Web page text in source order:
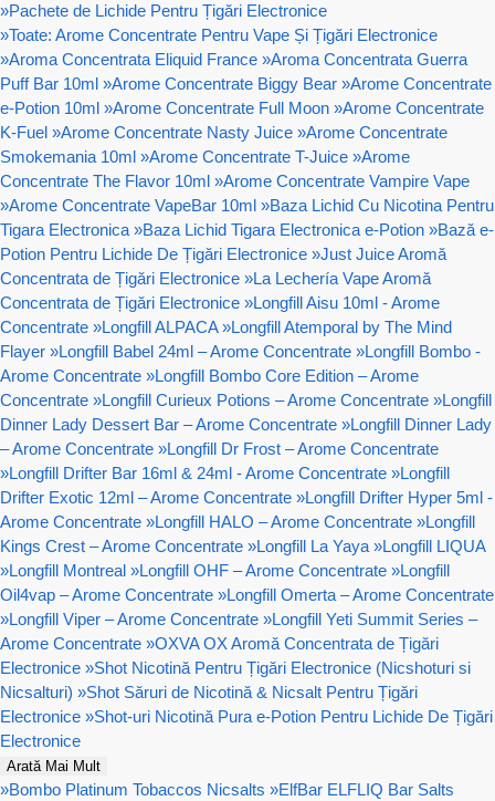
»Pachete de Lichide Pentru Țigări Electronice
»Toate: Arome Concentrate Pentru Vape Și Țigări Electronice
»Aroma Concentrata Eliquid France »Aroma Concentrata Guerra
Puff Bar 10ml »Arome Concentrate Biggy Bear »Arome Concentrate
e-Potion 10ml »Arome Concentrate Full Moon »Arome Concentrate
K-Fuel »Arome Concentrate Nasty Juice »Arome Concentrate
Smokemania 10ml »Arome Concentrate T-Juice »Arome
Concentrate The Flavor 10ml »Arome Concentrate Vampire Vape
»Arome Concentrate VapeBar 10ml »Baza Lichid Cu Nicotina Pentru
Tigara Electronica »Baza Lichid Tigara Electronica e-Potion »Bază e-
Potion Pentru Lichide De Țigări Electronice »Just Juice Aromă
Concentrata de Țigări Electronice »La Lechería Vape Aromă
Concentrata de Țigări Electronice »Longfill Aisu 10ml - Arome
Concentrate »Longfill ALPACA »Longfill Atemporal by The Mind
Flayer »Longfill Babel 24ml – Arome Concentrate »Longfill Bombo -
Arome Concentrate »Longfill Bombo Core Edition – Arome
Concentrate »Longfill Curieux Potions – Arome Concentrate »Longfill
Dinner Lady Dessert Bar – Arome Concentrate »Longfill Dinner Lady
– Arome Concentrate »Longfill Dr Frost – Arome Concentrate
»Longfill Drifter Bar 16ml & 24ml - Arome Concentrate »Longfill
Drifter Exotic 12ml – Arome Concentrate »Longfill Drifter Hyper 5ml -
Arome Concentrate »Longfill HALO – Arome Concentrate »Longfill
Kings Crest – Arome Concentrate »Longfill La Yaya »Longfill LIQUA
»Longfill Montreal »Longfill OHF – Arome Concentrate »Longfill
Oil4vap – Arome Concentrate »Longfill Omerta – Arome Concentrate
»Longfill Viper – Arome Concentrate »Longfill Yeti Summit Series –
Arome Concentrate »OXVA OX Aromă Concentrata de Țigări
Electronice »Shot Nicotină Pentru Țigări Electronice (Nicshoturi si
Nicsalturi) »Shot Săruri de Nicotină & Nicsalt Pentru Țigări
Electronice »Shot-uri Nicotină Pura e-Potion Pentru Lichide De Țigări
Electronice
Arată Mai Mult
»Bombo Platinum Tobaccos Nicsalts »ElfBar ELFLIQ Bar Salts